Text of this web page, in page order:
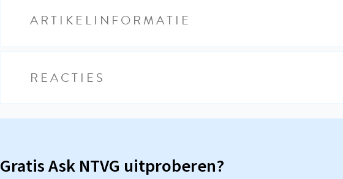
ARTIKELINFORMATIE
REACTIES
Gratis Ask NTVG uitproberen?